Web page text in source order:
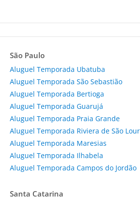
São Paulo
Aluguel Temporada Ubatuba
Aluguel Temporada São Sebastião
Aluguel Temporada Bertioga
Aluguel Temporada Guarujá
Aluguel Temporada Praia Grande
Aluguel Temporada Riviera de São
Aluguel Temporada Maresias
Aluguel Temporada Ilhabela
Aluguel Temporada Campos do Jordão
Santa Catarina